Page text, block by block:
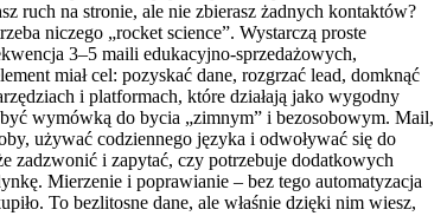
ruch na stronie, ale nie zbierasz żadnych kontaktów?
niczego „rocket science”. Wystarczą proste
3–5 maili edukacyjno-sprzedażowych,
miał cel: pozyskać dane, rozgrzać lead, domknąć
i platformach, które działają jako wygodny
wymówką do bycia „zimnym” i bezosobowym. Mail,
używać codziennego języka i odwoływać się do
zadzwonić i zapytać, czy potrzebuje dodatkowych
Mierzenie i poprawianie – bez tego automatyzacja
To bezlitosne dane, ale właśnie dzięki nim wiesz,